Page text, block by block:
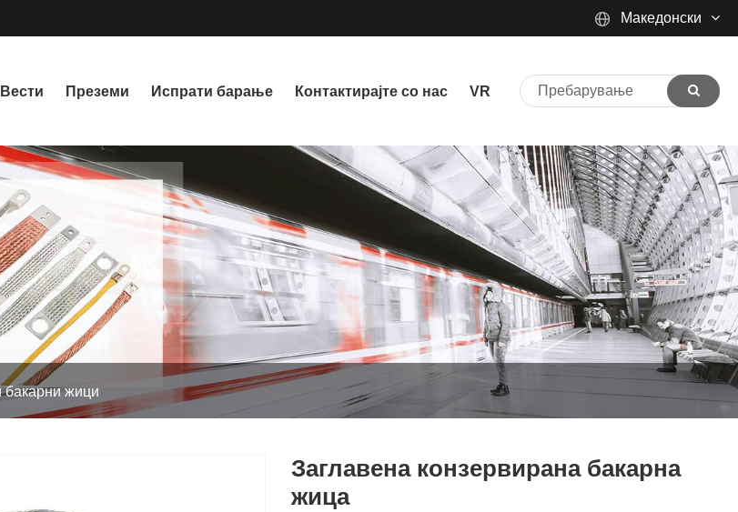
Македонски
Español
русский
Français
日本語
Deutsch
tiếng Việt
ภาษาไทย
Вести Преземи Испрати барање Контактирајте со нас VR
бакарни жици
Заглавена конзервирана бакарна
жица